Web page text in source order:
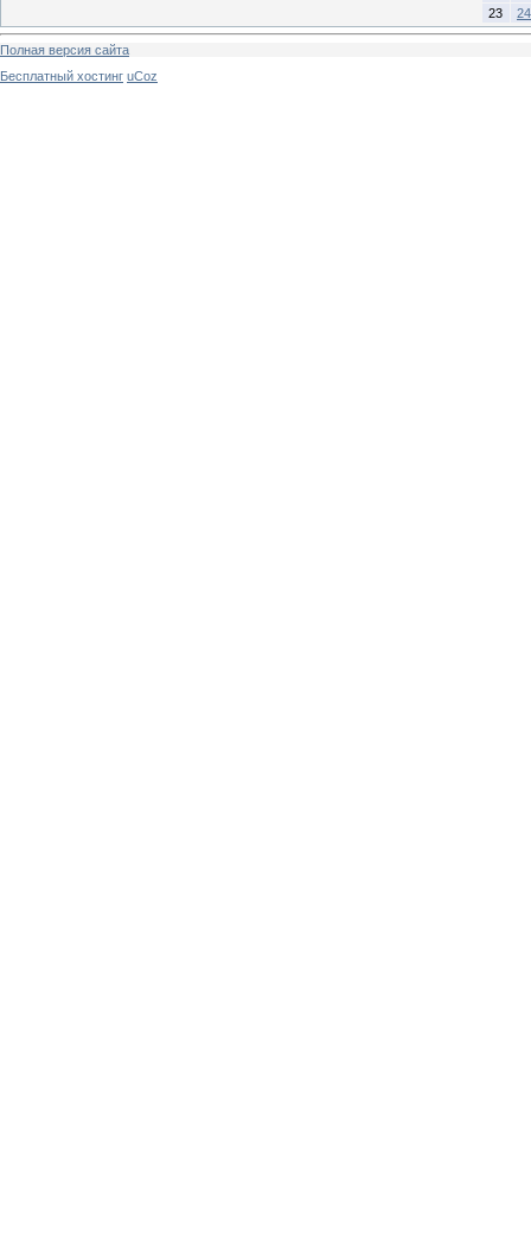
23 24
Полная версия сайта
Бесплатный хостинг uCoz